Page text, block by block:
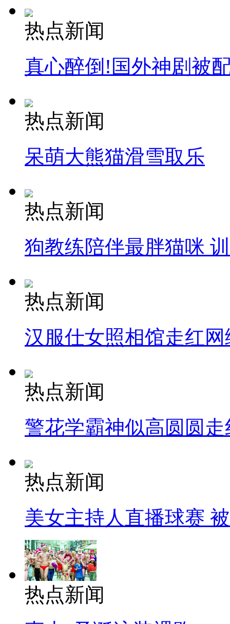
消防员救轻生者
纽约上演“枕头大战”
司机酒驾遇交警 急速倒车逃窜
热点新闻
真心醉倒!国外神剧被
热点新闻
呆萌大熊猫滑雪取乐
热点新闻
狗教练陪伴最胖猫咪
热点新闻
汉服仕女照相馆走红网
热点新闻
警花学霸神似高圆圆走
热点新闻
美女主持人直播球赛
热点新闻